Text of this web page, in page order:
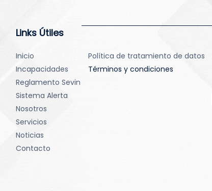
Links Útiles
Inicio
Incapacidades
Reglamento Sevin
Sistema Alerta
Nosotros
Servicios
Noticias
Contacto
Política de tratamiento de datos
Términos y condiciones